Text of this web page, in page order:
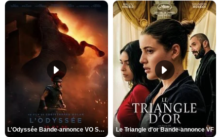
L'Odyssée Bande-annonce VO STFR Le Triangle d'or Bande-annonce VF